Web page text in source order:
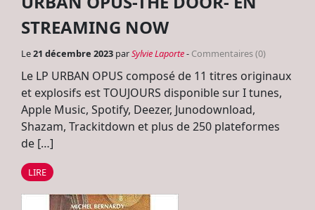
STREAMING NOW
Le21 décembre 2023 parSylvie Laporte- Commentaires (0)
Le LP URBAN OPUS composé de 11 titres originaux
et explosifs est TOUJOURS disponible sur I tunes,
Apple Music, Spotify, Deezer, Junodownload,
Shazam, Trackitdown et plus de 250 plateformes
de […]
LIRE